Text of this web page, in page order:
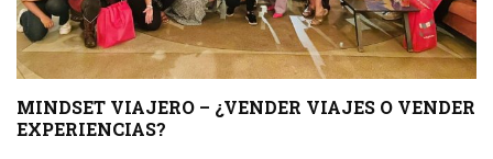
MINDSET VIAJERO – ¿VENDER VIAJES O VENDER
EXPERIENCIAS?